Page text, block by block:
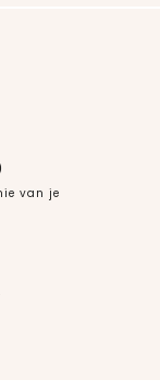
van je